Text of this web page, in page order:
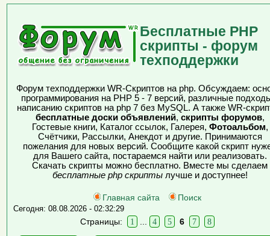
Бесплатные PHP
скрипты - форум
техподдержки
Форум техподдержки WR-Скриптов на php. Обсуждаем:
программирования на PHP 5 - 7 версий, различные
написанию скриптов на php 7 без MySQL. А также WR-
бесплатные доски объявлений, скрипты форумов,
Гостевые книги, Каталог ссылок, Галерея, Фотоальбом,
Счётчики, Рассылки, Анекдот и другие. Принимаются
пожелания для новых версий. Сообщите какой скрипт
для Вашего сайта, постараемся найти или реализовать.
Скачать скрипты можно бесплатно. Вместе мы сделаем
бесплатные php скриптылучше и доступнее!
Главная сайта Поиск
Сегодня: 08.08.2026 - 02:32:29
Страницы: 1 4 5 6 7 8